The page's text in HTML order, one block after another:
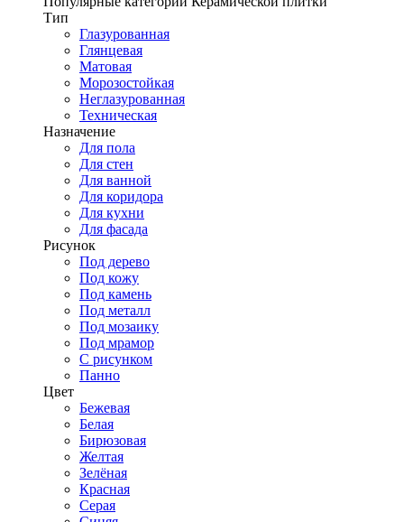
Тип
Глазурованная
Глянцевая
Матовая
Морозостойкая
Неглазурованная
Техническая
Назначение
Для пола
Для стен
Для ванной
Для коридора
Для кухни
Для фасада
Рисунок
Под дерево
Под кожу
Под камень
Под металл
Под мозаику
Под мрамор
С рисунком
Панно
Цвет
Бежевая
Белая
Бирюзовая
Желтая
Зелёная
Красная
Серая